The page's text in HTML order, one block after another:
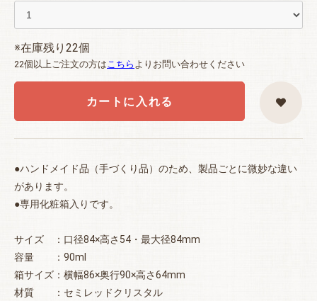
※在庫残り22個
22個以上ご注文の方はこちら よりお問い合わせください
カートに入れる
お買い物を続ける
●ハンドメイド品（手づくり品）のため、製品ごとに微妙な違い
があります。
●専用化粧箱入りです。
サイズ ：口径84×高さ54・最大径84mm
容量 ：90ml
箱サイズ：横幅86×奥行90×高さ64mm
材質 ：セミレッドクリスタル